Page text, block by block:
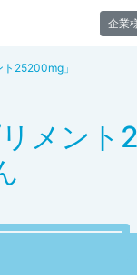
企業
25200mg」
メント